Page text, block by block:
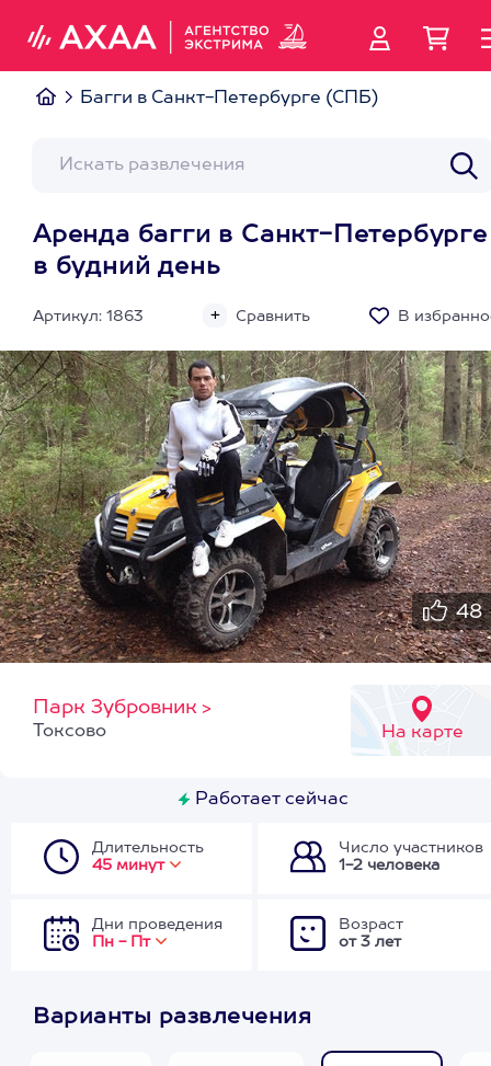
Багги в Санкт-Петербурге (СПБ)
Аренда багги в Санкт-Петербурге
в будний день
Артикул: 1863 Сравнить В
48
Парк Зубровник >
На карте
Токсово
Работает сейчас
Длительность
45 минут
Число участников
1-2 человека
Дни проведения
Пн - Пт
Возраст
от 3 лет
Варианты развлечения